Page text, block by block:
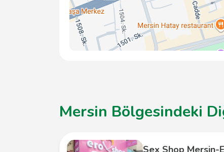
Mersin Bölgesindeki
Sex Shop Mersin-